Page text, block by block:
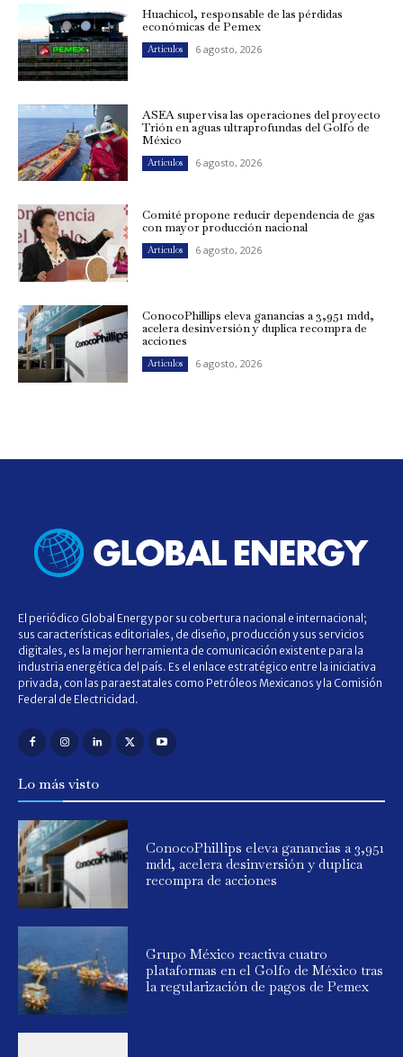
Huachicol, responsable de las pérdidas
económicas de Pemex
Artículos 6 agosto, 2026
ASEA supervisa las operaciones del proyecto
Trión en aguas ultraprofundas del Golfo de
México
Artículos 6 agosto, 2026
Comité propone reducir dependencia de gas
con mayor producción nacional
Artículos 6 agosto, 2026
ConocoPhillips eleva ganancias a 3,951 mdd,
acelera desinversión y duplica recompra de
acciones
Artículos 6 agosto, 2026
El periódico Global Energy por su cobertura nacional e internacional;
sus características editoriales, de diseño, producción y sus servicios
digitales, es la mejor herramienta de comunicación existente para la
industria energética del país. Es el enlace estratégico entre la iniciativa
privada, con las paraestatales como Petróleos Mexicanos y la Comisión
Federal de Electricidad.
Lo más visto
ConocoPhillips eleva ganancias a 3,951
mdd, acelera desinversión y duplica
recompra de acciones
Grupo México reactiva cuatro
plataformas en el Golfo de México tras
la regularización de pagos de Pemex